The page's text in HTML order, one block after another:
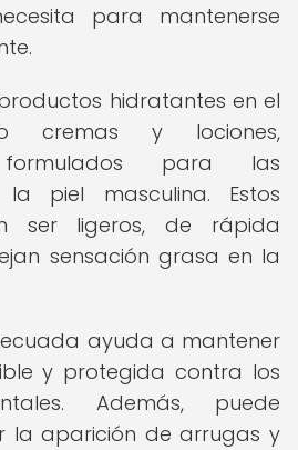
para mantenerse
hidratantes en el
cremas y lociones,
formulados para las
piel masculina. Estos
ser ligeros, de rápida
sensación grasa en la
ayuda a mantener
y protegida contra los
Además, puede
la aparición de arrugas y